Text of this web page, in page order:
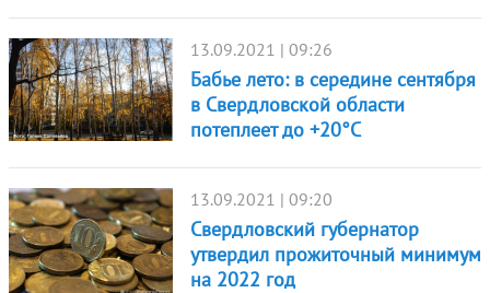
13.09.2021 | 09:26
Бабье лето: в середине сентября
в Свердловской области
потеплеет до +20°С
13.09.2021 | 09:20
Свердловский губернатор
утвердил прожиточный минимум
на 2022 год